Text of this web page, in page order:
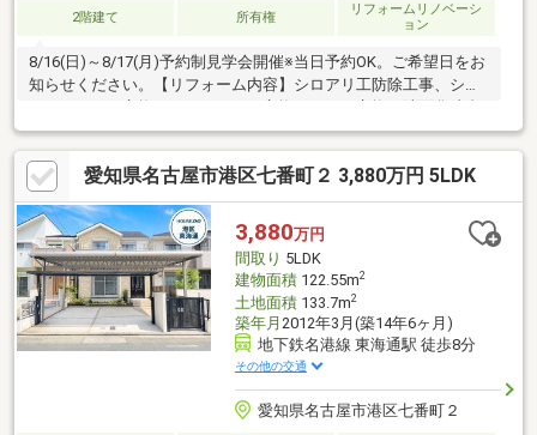
2階建て 所有権
リフォームリノベーシ
ョン
8/16(日)～8/17(月)予約制見学会開催※当日予約OK。ご希望日をお
知らせください。【リフォーム内容】シロアリ工防除工事、シス
交換、玄関扉交換、床材上張り、シューズボックス交換、クロス
張替え、畳表替え、障子・襖張替え【おすすめポイント】・水回
り設備交換・庭付き・各部屋６畳以上・西友熱田三番町店様まで
約400ｍ（徒歩約５分）・雨漏り、構造上主要な部分の欠陥や・
腐食、給排水管の故障や漏水についてお引渡しより２年間保
証。・シロアリ防除工事施工後5年間保証。
愛知県名古屋市港区七番町２ 3,880万円 5LDK
3,880万円
間取り 5LDK
建物面積122.55m2
土地面積133.7m2
築年月 2012年3月(築14年6ヶ月)
地下鉄名港線 東海通駅 徒歩8分
その他の交通
愛知県名古屋市港区七番町２